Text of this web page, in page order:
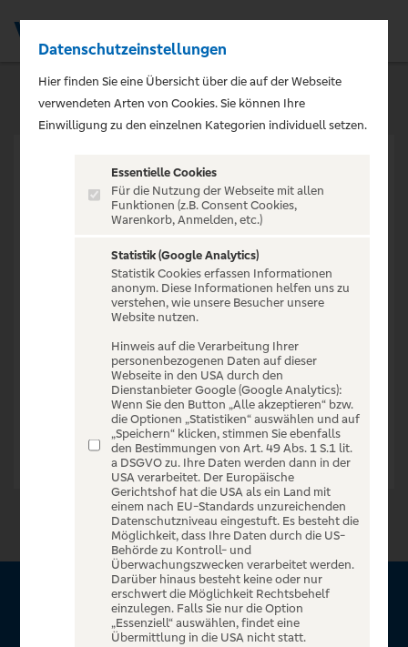
VERANSTALTUNG NICHT
GEFUNDEN
Zur Startseite
Über VR Entertain
Datenschutzeinstellungen
Hier finden Sie eine Übersicht über die auf der Webseite
verwendeten Arten von Cookies. Sie können Ihre
Einwilligung zu den einzelnen Kategorien individuell setzen.
Essentielle Cookies
Für die Nutzung der Webseite mit allen
Funktionen (z.B. Consent Cookies,
Warenkorb, Anmelden, etc.)
Statistik (Google Analytics)
Statistik Cookies erfassen Informationen
anonym. Diese Informationen helfen uns zu
verstehen, wie unsere Besucher unsere
Website nutzen.
Hinweis auf die Verarbeitung Ihrer
personenbezogenen Daten auf dieser
Webseite in den USA durch den
Dienstanbieter Google (Google Analytics):
Wenn Sie den Button „Alle akzeptieren“ bzw.
die Optionen „Statistiken“ auswählen und auf
„Speichern“ klicken, stimmen Sie ebenfalls
den Bestimmungen von Art. 49 Abs. 1 S.1 lit.
a DSGVO zu. Ihre Daten werden dann in der
USA verarbeitet. Der Europäische
Gerichtshof hat die USA als ein Land mit
einem nach EU-Standards unzureichenden
Datenschutzniveau eingestuft. Es besteht die
Möglichkeit, dass Ihre Daten durch die US-
Behörde zu Kontroll- und
Überwachungszwecken verarbeitet werden.
Darüber hinaus besteht keine oder nur
erschwert die Möglichkeit Rechtsbehelf
einzulegen. Falls Sie nur die Option
„Essenziell“ auswählen, findet eine
Übermittlung in die USA nicht statt.